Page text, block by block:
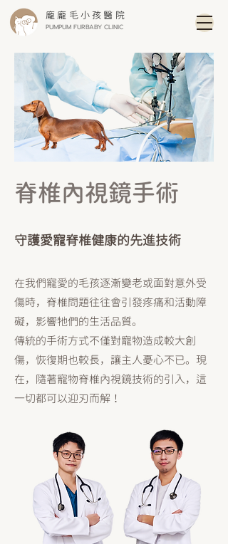
龐龐毛小孩醫院
PUMPUM FURBABY CLINIC
脊椎內視鏡手術
守護愛寵脊椎健康的先進技術
在我們寵愛的毛孩逐漸變老或面對意外受
傷時，脊椎問題往往會引發疼痛和活動障
礙，影響牠們的生活品質。
傳統的手術方式不僅對寵物造成較大創
傷，恢復期也較長，讓主人憂心不已。現
在，隨著寵物脊椎內視鏡技術的引入，這
一切都可以迎刃而解！